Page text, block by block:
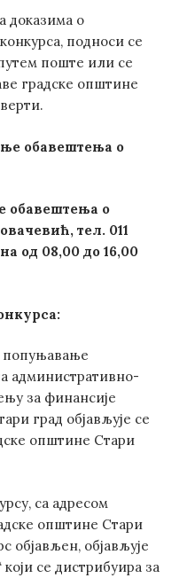
доказима о
подноси се
поште или се
градске општине
обавештења о
обавештења о
тел. 011
од 08,00 до 16,00
попуњавање
административно-
за финансије
град објављује се
општине Стари
са адресом
општине Стари
објављен, објављује
се дистрибуира за